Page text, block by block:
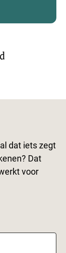
dat iets zegt
Dat
voor